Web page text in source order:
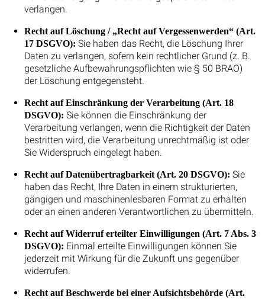
verlangen.
Recht auf Löschung / „Recht auf Vergessenwerden“ (Art.
17 DSGVO): Sie haben das Recht, die Löschung Ihrer
Daten zu verlangen, sofern kein rechtlicher Grund (z. B.
gesetzliche Aufbewahrungspflichten wie § 50 BRAO)
der Löschung entgegensteht.
Recht auf Einschränkung der Verarbeitung (Art. 18
DSGVO): Sie können die Einschränkung der
Verarbeitung verlangen, wenn die Richtigkeit der Daten
bestritten wird, die Verarbeitung unrechtmäßig ist oder
Sie Widerspruch eingelegt haben.
Recht auf Datenübertragbarkeit (Art. 20 DSGVO): Sie
haben das Recht, Ihre Daten in einem strukturierten,
gängigen und maschinenlesbaren Format zu erhalten
oder an einen anderen Verantwortlichen zu übermitteln.
Recht auf Widerruf erteilter Einwilligungen (Art. 7 Abs. 3
DSGVO): Einmal erteilte Einwilligungen können Sie
jederzeit mit Wirkung für die Zukunft uns gegenüber
widerrufen.
Recht auf Beschwerde bei einer Aufsichtsbehörde (Art.